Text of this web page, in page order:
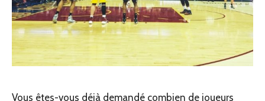
Vous êtes-vous déjà demandé combien de joueurs